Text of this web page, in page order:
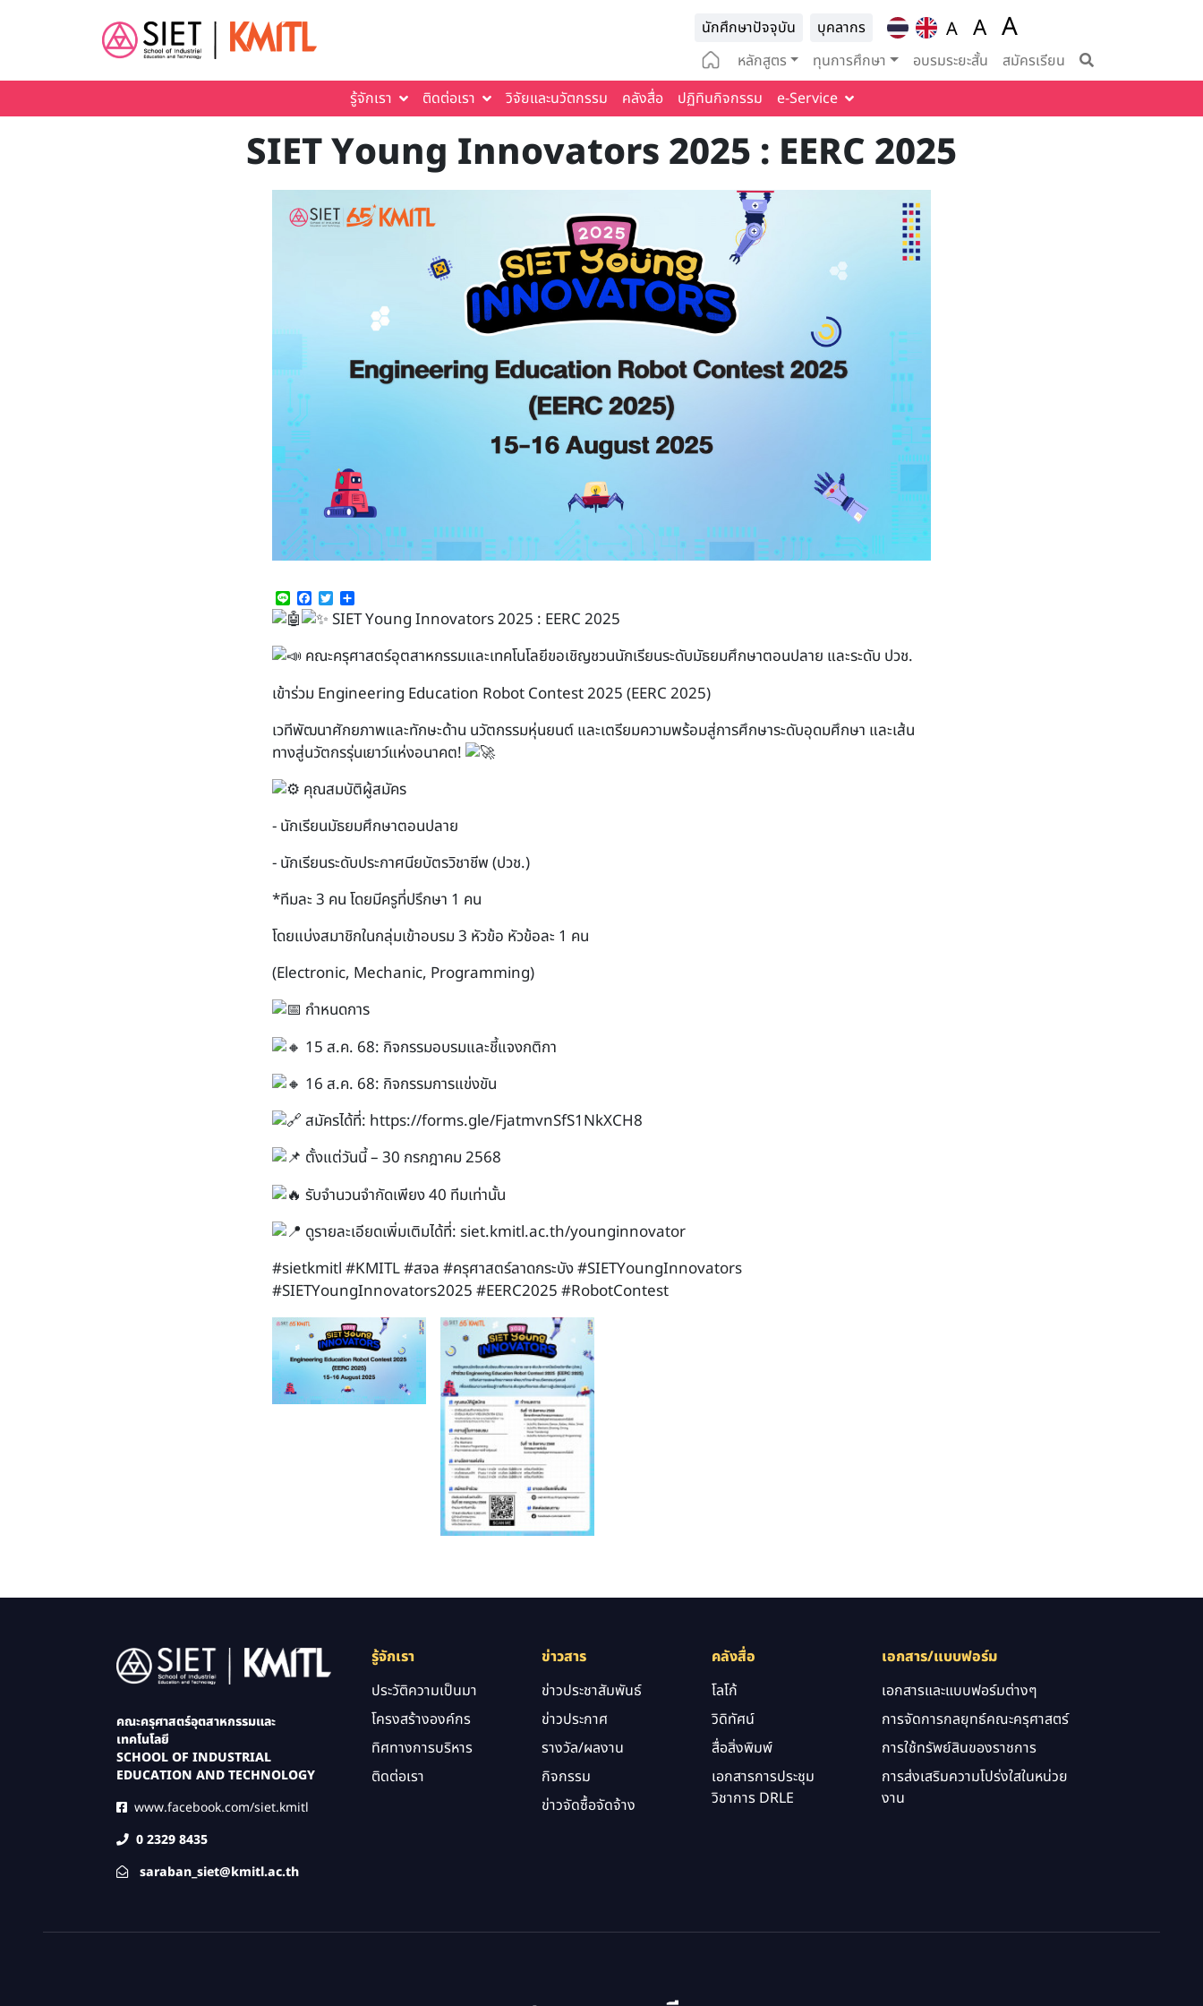
Infomation for
นักศึกษาปัจจุบัน บุคลากร
A
Set font size to 100%
A
Set font size to 125%
A
Set font size to
Main navigation
หลักสูตร ทุนการศึกษา อบรมระยะสั้น
สมัครเรียน
รู้จักเรา
ติดต่อเรา วิจัยและนวัตกรรม คลังสื่อ ปฏิทินกิจกรรม e-Service
SIET Young Innovators 2025 : EERC 2025
Line Facebook
Twitter
SIET Young Innovators 2025 : EERC 2025
คณะครุศาสตร์อุตสาหกรรมและเทคโนโลยีขอเชิญชวนนักเรียนระดับมัธยมศึกษาตอนปลาย และระดับ ปวช.
เข้าร่วม Engineering Education Robot Contest 2025 (EERC 2025)
เวทีพัฒนาศักยภาพและทักษะด้าน นวัตกรรมหุ่นยนต์ และเตรียมความพร้อมสู่การศึกษาระดับอุดมศึกษา และเส้น
ทางสู่นวัตกรรุ่นเยาว์แห่งอนาคต!
คุณสมบัติผู้สมัคร
- นักเรียนมัธยมศึกษาตอนปลาย
- นักเรียนระดับประกาศนียบัตรวิชาชีพ (ปวช.)
*ทีมละ 3 คน โดยมีครูที่ปรึกษา 1 คน
โดยแบ่งสมาชิกในกลุ่มเข้าอบรม 3 หัวข้อ หัวข้อละ 1 คน
(Electronic, Mechanic, Programming)
กำหนดการ
15 ส.ค. 68: กิจกรรมอบรมและชี้แจงกติกา
16 ส.ค. 68: กิจกรรมการแข่งขัน
สมัครได้ที่: https://forms.gle/FjatmvnSfS1NkXCH8
ตั้งแต่วันนี้ – 30 กรกฎาคม 2568
รับจำนวนจำกัดเพียง 40 ทีมเท่านั้น
ดูรายละเอียดเพิ่มเติมได้ที่: siet.kmitl.ac.th/younginnovator
#sietkmitl#KMITL#สจล#ครุศาสตร์ลาดกระบัง#SIETYoungInnovators
#SIETYoungInnovators2025#EERC2025#RobotContest
Image
คณะครุศาสตร์อุตสาหกรรมและ
เทคโนโลยี
SCHOOL OF INDUSTRIAL
EDUCATION AND TECHNOLOGY
www.facebook.com/siet.kmitl
0 2329 8435
saraban_siet@kmitl.ac.th
รู้จักเรา
ประวัติความเป็นมา
โครงสร้างองค์กร
ทิศทางการบริหาร
ติดต่อเรา
ข่าวสาร
ข่าวประชาสัมพันธ์
ข่าวประกาศ
รางวัล/ผลงาน
กิจกรรม
ข่าวจัดซื้อจัดจ้าง
คลังสื่อ
โลโก้
วิดิทัศน์
สื่อสิ่งพิมพ์
เอกสารการประชุม
วิชาการ DRLE
เอกสาร/แบบฟอร์ม
เอกสารและแบบฟอร์มต่างๆ
การจัดการกลยุทธ์คณะครุศาสตร์
การใช้ทรัพย์สินของราชการ
การส่งเสริมความโปร่งใสในหน่วย
งาน